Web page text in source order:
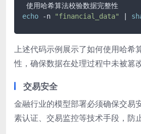
echo -n "financial_data"
上述代码示例展示了如何使用哈希
性，确保数据在处理过程中未被篡改
交易安全
金融行业的模型部署必须确保交易
素认证、交易监控等技术手段，防